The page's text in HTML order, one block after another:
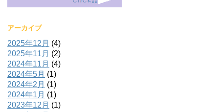
アーカイブ
2025年12月 (4)
2025年11月 (2)
2024年11月 (4)
2024年5月 (1)
2024年2月 (1)
2024年1月 (1)
2023年12月 (1)